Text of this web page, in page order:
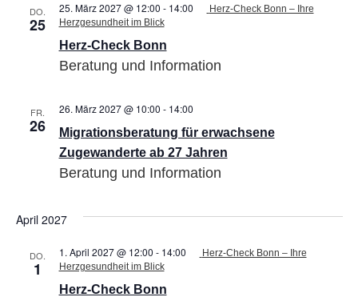
DO.
25
Herz-Check Bonn
25. März 2027 @ 12:00 - 14:00
Herz-Check Bonn – Ihre
Herzgesundheit im Blick
Beratung und Information
FR.
26
Migrationsberatung für erwachsene
Zugewanderte ab 27 Jahren
26. März 2027 @ 10:00 - 14:00
erwachsene
ab
27
Beratung und Information
April 2027
DO.
1
Herz-Check Bonn
1. April 2027 @ 12:00 - 14:00
Herz-Check Bonn – Ihre
Herzgesundheit im Blick